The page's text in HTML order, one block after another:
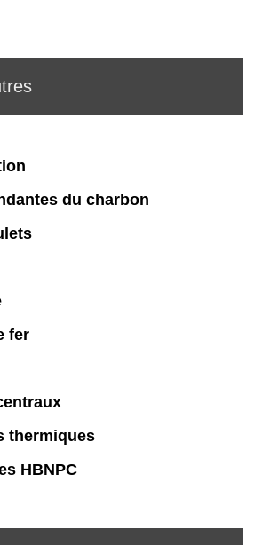
du charbon
fer
thermiques
HBNPC